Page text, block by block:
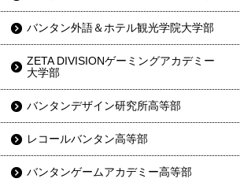
バンタン外語＆ホテル観光学院大学部
ZETA DIVISIONゲーミングアカデミー
大学部
バンタンデザイン研究所高等部
レコールバンタン高等部
バンタンゲームアカデミー高等部